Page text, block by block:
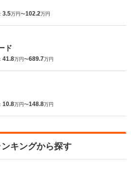
3.5万円〜102.2万円
ド
41.8万円〜689.7万円
10.8万円〜148.8万円
キングから探す